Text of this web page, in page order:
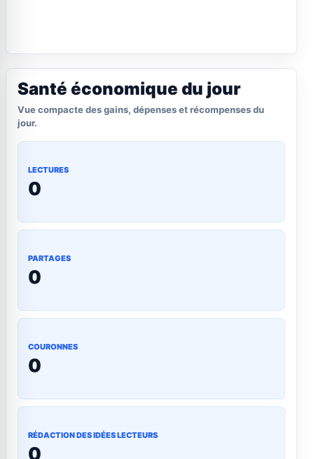
Santé économique du jour
Vue compacte des gains, dépenses et récompenses du
jour.
LECTURES
0
PARTAGES
0
COURONNES
0
RÉDACTION DES IDÉES LECTEURS
0